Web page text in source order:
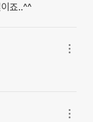
죠..^^